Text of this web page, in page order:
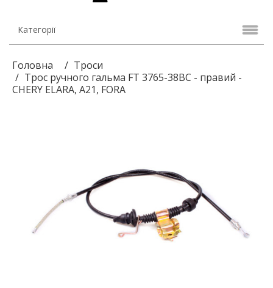
Категорії
Головна
Троси
Трос ручного гальма FT 3765-38BC - правий -
CHERY ELARA, A21, FORA